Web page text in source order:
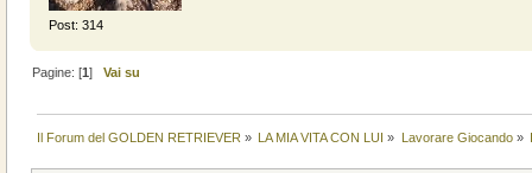
Post: 314
Pagine: [1]Vai su
Il Forum del GOLDEN RETRIEVER » LA MIA VITA CON LUI » Lavorare Giocando»